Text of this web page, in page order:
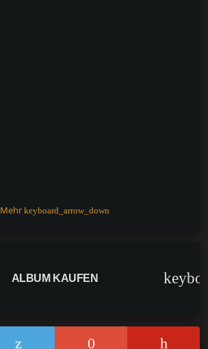
Mehr keyboard_arrow_down
ALBUM KAUFEN